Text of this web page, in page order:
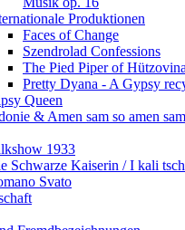
Produktionen
Faces of Change
Szendrolad Confessions
The Pied Piper of Hützovina
Pretty Dyana - A Gypsy
Queen
& Amen sam so amen sam
1933
Schwarze Kaiserin / I kali
Svato